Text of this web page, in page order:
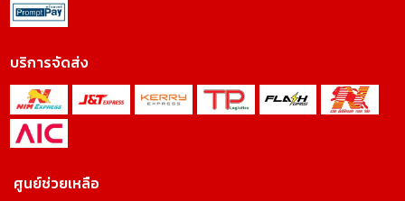
บริการจัดส่ง
ศูนย์ช่วยเหลือ